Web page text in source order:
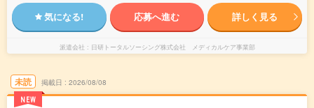
気になる! 応募へ進む 詳しく見る
派遣会社 日研トータルソーシング株式会社 メディカルケア事業部
未読
NEW
掲載日 2026/08/08